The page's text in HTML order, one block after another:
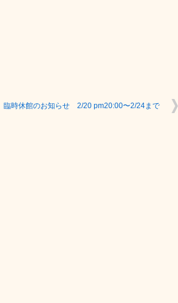
臨時休館のお知らせ 2/20 pm20:00〜2/24まで